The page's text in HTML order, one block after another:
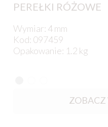
PEREŁKI RÓŻOWE
Wymiar: 4 mm
Kod: 097459
Opakowanie: 1.2 kg
ZOBACZ